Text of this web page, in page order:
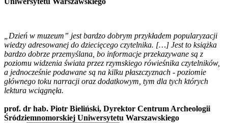
„Dzień w muzeum” jest bardzo dobrym przykładem popularyzacji
wiedzy adresowanej do dziecięcego czytelnika. […] Jest to książka
bardzo dobrze przemyślana, bo informacje przekazywane są z
poziomu widzenia świata przez rzymskiego rówieśnika czytelników,
a jednocześnie podawane są na kilku płaszczyznach - poziomie
głównego toku narracji oraz dodatkowym, tym dla tych których
lektura wciągnęła.
prof. dr hab. Piotr Bieliński, Dyrektor Centrum Archeologii
Śródziemnomorskiej Uniwersytetu Warszawskiego